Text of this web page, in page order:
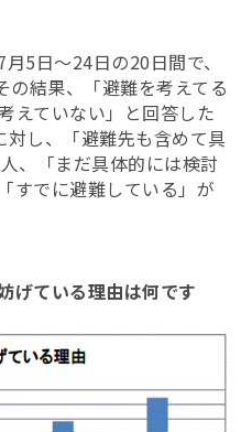
5日～24日の20日間で、
結果、「避難を考えてる
えていない」と回答した
し、「避難先も含めて具
、「まだ具体的には検討
すでに避難している」が
げている理由は何です